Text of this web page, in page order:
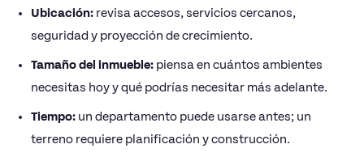
Ubicación: revisa accesos, servicios cercanos,
seguridad y proyección de crecimiento.
Tamaño del inmueble: piensa en cuántos ambientes
necesitas hoy y qué podrías necesitar más adelante.
Tiempo: un departamento puede usarse antes; un
terreno requiere planificación y construcción.